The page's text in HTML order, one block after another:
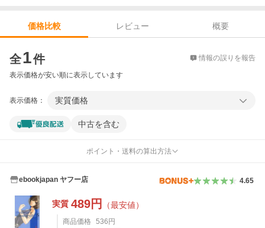
価格比較 レビュー
概要
全1件 情報の誤りを報告
表示価格が安い順に表示しています
表示価格： 実質価格
中古を含む
ポイント・送料の算出方法
ebookjapan ヤフー店 4.65
実質 489円 （最安値）
商品価格 536 円